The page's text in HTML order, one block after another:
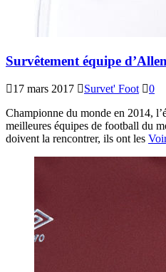
Survêtement équipe
17 mars 2017 Survet' Foot
0
Championne du monde en 2014,
meilleures équipes de football du
doivent la rencontrer, ils ont les